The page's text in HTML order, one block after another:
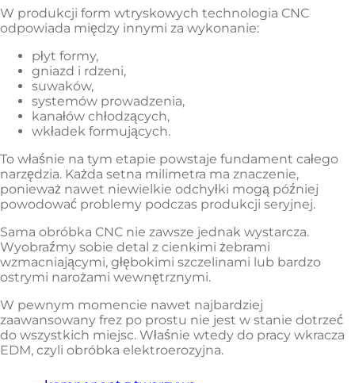
W produkcji form wtryskowych technologia CNC
odpowiada między innymi za wykonanie:
płyt formy,
gniazd i rdzeni,
suwaków,
systemów prowadzenia,
kanałów chłodzących,
wkładek formujących.
To właśnie na tym etapie powstaje fundament całego
narzędzia. Każda setna milimetra ma znaczenie,
ponieważ nawet niewielkie odchyłki mogą później
powodować problemy podczas produkcji seryjnej.
Sama obróbka CNC nie zawsze jednak wystarcza.
Wyobraźmy sobie detal z cienkimi żebrami
wzmacniającymi, głębokimi szczelinami lub bardzo
ostrymi narożami wewnętrznymi.
W pewnym momencie nawet najbardziej
zaawansowany frez po prostu nie jest w stanie dotrzeć
do wszystkich miejsc. Właśnie wtedy do pracy wkracza
EDM, czyli obróbka elektroerozyjna.